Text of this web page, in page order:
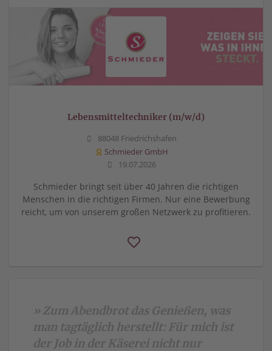
Lebensmitteltechniker (m/w/d)
88048 Friedrichshafen
Schmieder GmbH
19.07.2026
Schmieder bringt seit über 40 Jahren die richtigen
Menschen in die richtigen Firmen. Nur eine Bewerbung
reicht, um von unserem großen Netzwerk zu profitieren.
» Zum Abendbrot das Genießen, was
man tagtäglich herstellt: Für mich ist
der Job in der Käserei nicht nur